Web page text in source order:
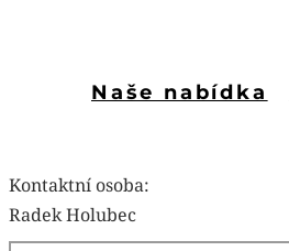
Naše nabídka
Kontaktní osoba:
Radek Holubec